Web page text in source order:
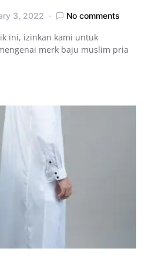
3, 2022 No comments
ini, izinkan kami untuk
merk baju muslim pria